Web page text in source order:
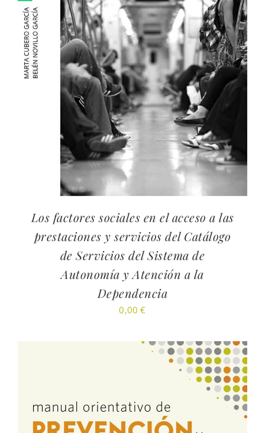
Los factores sociales en el acceso a las
prestaciones y servicios del Catálogo
de Servicios del Sistema de
Autonomía y Atención a la
Dependencia
0,00€